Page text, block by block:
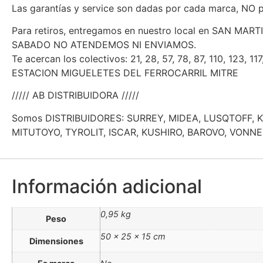
Las garantías y service son dadas por cada marca, NO
Para retiros, entregamos en nuestro local en SAN
SABADO NO ATENDEMOS NI ENVIAMOS.
Te acercan los colectivos: 21, 28, 57, 78, 87, 110, 123,
ESTACION MIGUELETES DEL FERROCARRIL MITRE
///// AB DISTRIBUIDORA /////
Somos DISTRIBUIDORES: SURREY, MIDEA, LUSQTOFF,
MITUTOYO, TYROLIT, ISCAR, KUSHIRO, BAROVO,
Información adicional
Peso 0,95 kg
Dimensiones 50 × 25 × 15 cm